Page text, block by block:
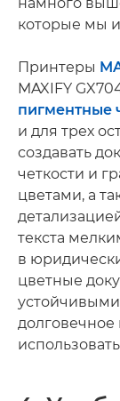
которые мы
Принтеры
MAXIFY
пигментные
и для трех
создавать
четкости и
цветами, а
текста
в
цветные
долговечное